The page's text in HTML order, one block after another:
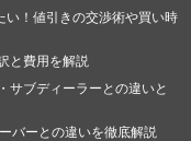
い！値引きの交渉術や買い時
と費用を解説
サブディーラーとの違いと
バーとの違いを徹底解説